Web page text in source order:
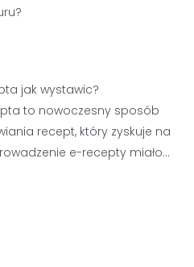
jak wystawic?
to nowoczesny sposób
recept, który zyskuje na
e-recepty miało…